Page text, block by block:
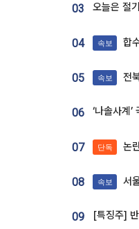
03 오늘은 절
04 속보 합수
05 속보 전
06
07 단독 논란의
08 속보 서
09